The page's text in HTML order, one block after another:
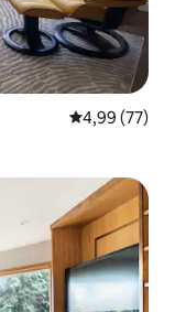
Évaluation
4,99 (77)